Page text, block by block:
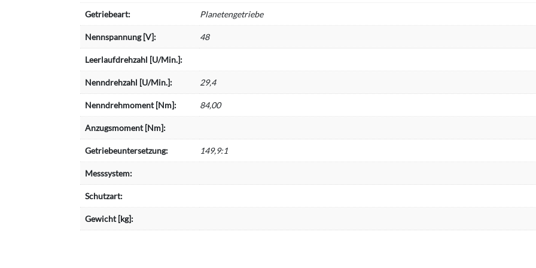
Getriebeart: Planetengetriebe
Nennspannung [V]: 48
Leerlaufdrehzahl [U/Min.]:
Nenndrehzahl [U/Min.]: 29,4
Nenndrehmoment [Nm]: 84,00
Anzugsmoment [Nm]:
Getriebeuntersetzung: 149,9:1
Messsystem:
Schutzart:
Gewicht [kg]: